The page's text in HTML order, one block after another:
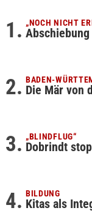
„NOCH NICHT
BADEN-
Die Mär von
„BLINDFLUG“
Dobrindt
BILDUNG
Kitas als